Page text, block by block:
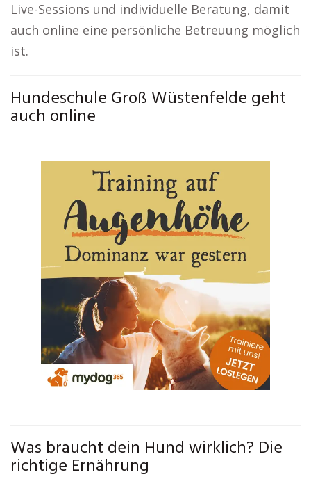
Live-Sessions und individuelle Beratung, damit
auch online eine persönliche Betreuung möglich
ist.
Hundeschule Groß Wüstenfelde geht
auch online
Was braucht dein Hund wirklich? Die
richtige Ernährung